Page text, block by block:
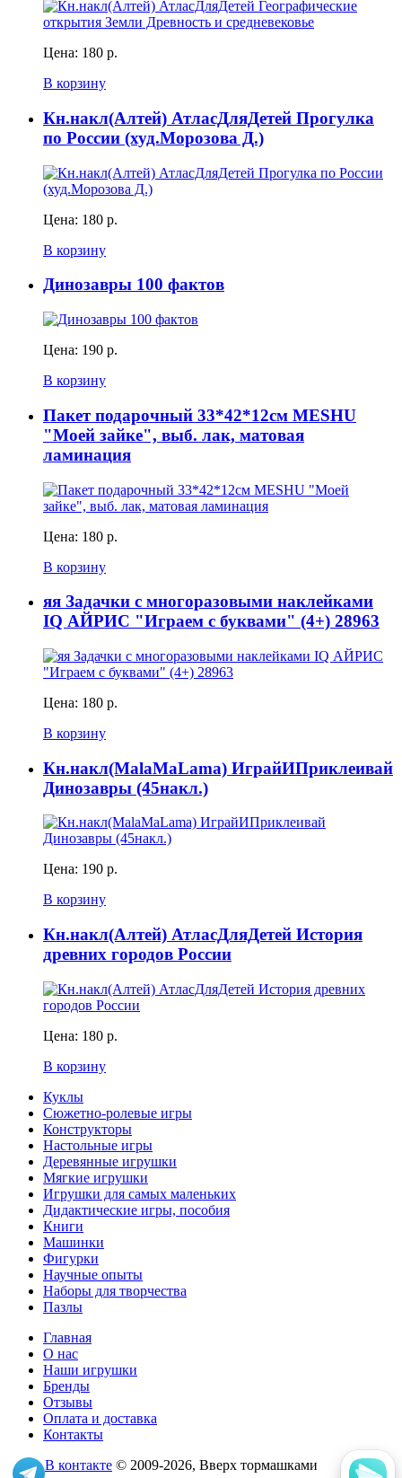
Цена: 180 р.
В корзину
Кн.накл(Алтей) АтласДляДетей Прогулка
по России (худ.Морозова Д.)
Цена: 180 р.
В корзину
Динозавры 100 фактов
Цена: 190 р.
В корзину
Пакет подарочный 33*42*12см MESHU
"Моей зайке", выб. лак, матовая
ламинация
Цена: 180 р.
В корзину
яя Задачки с многоразовыми наклейками
IQ АЙРИС "Играем с буквами" (4+) 28963
Цена: 180 р.
В корзину
Кн.накл(MalaMaLama) ИграйИПриклеивай
Динозавры (45накл.)
Цена: 190 р.
В корзину
Кн.накл(Алтей) АтласДляДетей История
древних городов России
Цена: 180 р.
В корзину
Куклы
Сюжетно-ролевые игры
Конструкторы
Настольные игры
Деревянные игрушки
Мягкие игрушки
Игрушки для самых маленьких
Дидактические игры, пособия
Книги
Машинки
Фигурки
Научные опыты
Наборы для творчества
Пазлы
Главная
О нас
Наши игрушки
Бренды
Отзывы
Оплата и доставка
Контакты
В контакте © 2009-2026, Вверх тормашками